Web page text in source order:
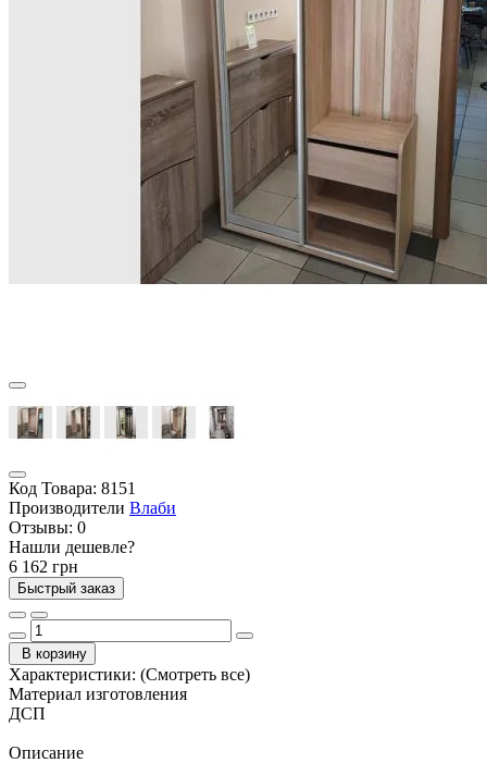
Код Товара: 8151
Производители Влаби
Отзывы: 0
Нашли дешевле?
6 162 грн
Быстрый заказ
В корзину
Характеристики: (Смотреть все)
Материал изготовления
ДСП
Описание